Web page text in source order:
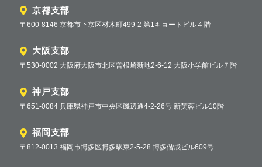
京都支部
〒600-8146 京都市下京区材木町499-2 第1キョートビル４階
大阪支部
〒530-0002 大阪府大阪市北区曽根崎新地2-6-12 大阪小学館ビル７階
神戸支部
〒651-0084 兵庫県神戸市中央区磯辺通4-2-26号 新芙蓉ビル10階
福岡支部
〒812-0013 福岡市博多区博多駅東2-5-28 博多偕成ビル609号